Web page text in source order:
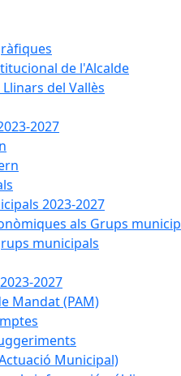
de l'Alcalde
del Vallès
2027
2023-2027
als Grups
municipals
2027
Mandat (PAM)
Municipal)